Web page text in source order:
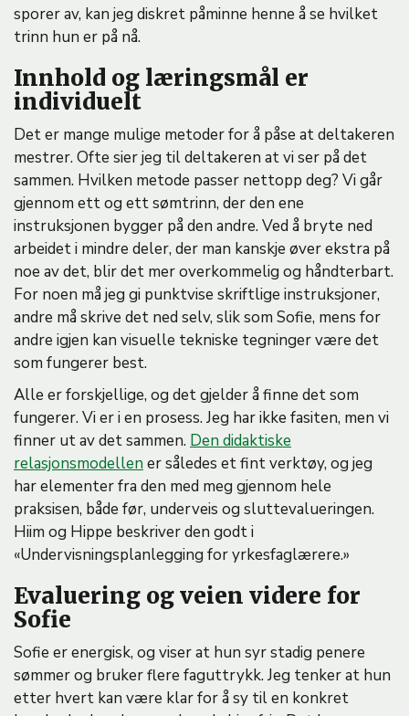
sporer av, kan jeg diskret påminne henne å se hvilket
trinn hun er på nå.
Innhold og læringsmål er
individuelt
Det er mange mulige metoder for å påse at deltakeren
mestrer. Ofte sier jeg til deltakeren at vi ser på det
sammen. Hvilken metode passer nettopp deg? Vi går
gjennom ett og ett sømtrinn, der den ene
instruksjonen bygger på den andre. Ved å bryte ned
arbeidet i mindre deler, der man kanskje øver ekstra på
noe av det, blir det mer overkommelig og håndterbart.
For noen må jeg gi punktvise skriftlige instruksjoner,
andre må skrive det ned selv, slik som Sofie, mens for
andre igjen kan visuelle tekniske tegninger være det
som fungerer best.
Alle er forskjellige, og det gjelder å finne det som
fungerer. Vi er i en prosess. Jeg har ikke fasiten, men vi
finner ut av det sammen. Den didaktiske
relasjonsmodellen er således et fint verktøy, og jeg
har elementer fra den med meg gjennom hele
praksisen, både før, underveis og sluttevalueringen.
Hiim og Hippe beskriver den godt i
«Undervisningsplanlegging for yrkesfaglærere.»
Evaluering og veien videre for
Sofie
Sofie er energisk, og viser at hun syr stadig penere
sømmer og bruker flere faguttrykk. Jeg tenker at hun
etter hvert kan være klar for å sy til en konkret